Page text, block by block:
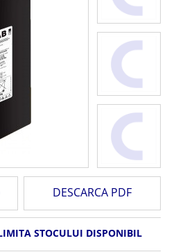
DESCARCA PDF
STOCULUI DISPONIBIL